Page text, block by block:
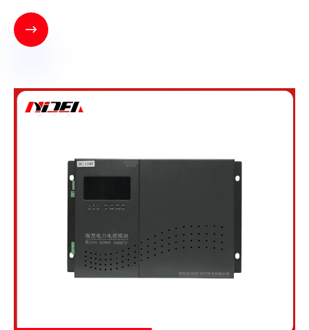
